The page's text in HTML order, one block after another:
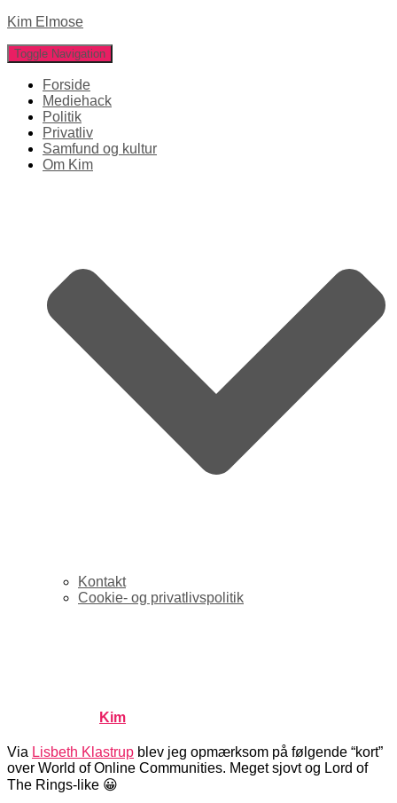
Kim Elmose
Toggle Navigation
Forside
Mediehack
Politik
Privatliv
Samfund og kultur
Om Kim
Kontakt
Cookie- og privatlivspolitik
Kim
Via Lisbeth Klastrup blev jeg opmærksom på følgende “kort”
over World of Online Communities. Meget sjovt og Lord of
The Rings-like 😀